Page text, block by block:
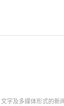
字及多媒体形式的